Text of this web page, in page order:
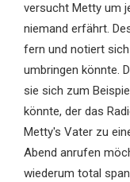
versucht Metty um
niemand erfährt.
fern und notiert
umbringen könnte.
sie sich zum
könnte, der das
Metty's Vater zu
Abend anrufen
wiederum total